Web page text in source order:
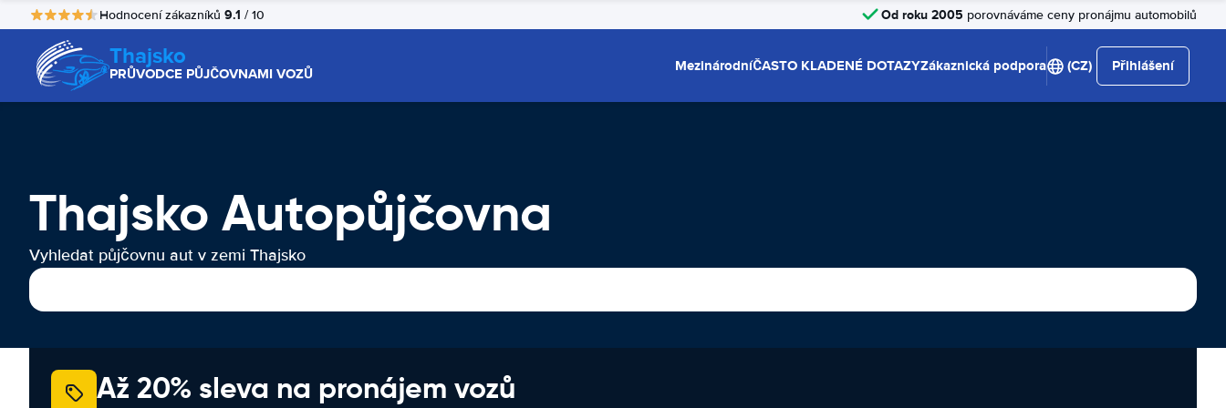
Hodnocení zákazníků 9.1 / 10 Od roku 2005 porovnáváme ceny pronájmu automobilů
Thajsko
PRŮVODCE PŮJČOVNAMI VOZŮ MezinárodníČASTO KLADENÉ DOTAZYZákaznická podpora (CZ) Přihlášení
Thajsko Autopůjčovna
Vyhledat půjčovnu aut v zemi Thajsko
Až 20% sleva na pronájem vozů